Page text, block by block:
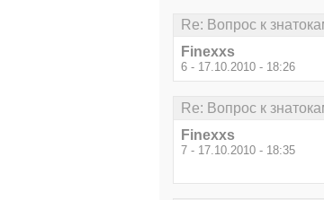
Re: Вопрос к
Finexxs
6 - 17.10.2010 - 18:26
Re: Вопрос к
Finexxs
7 - 17.10.2010 - 18:35